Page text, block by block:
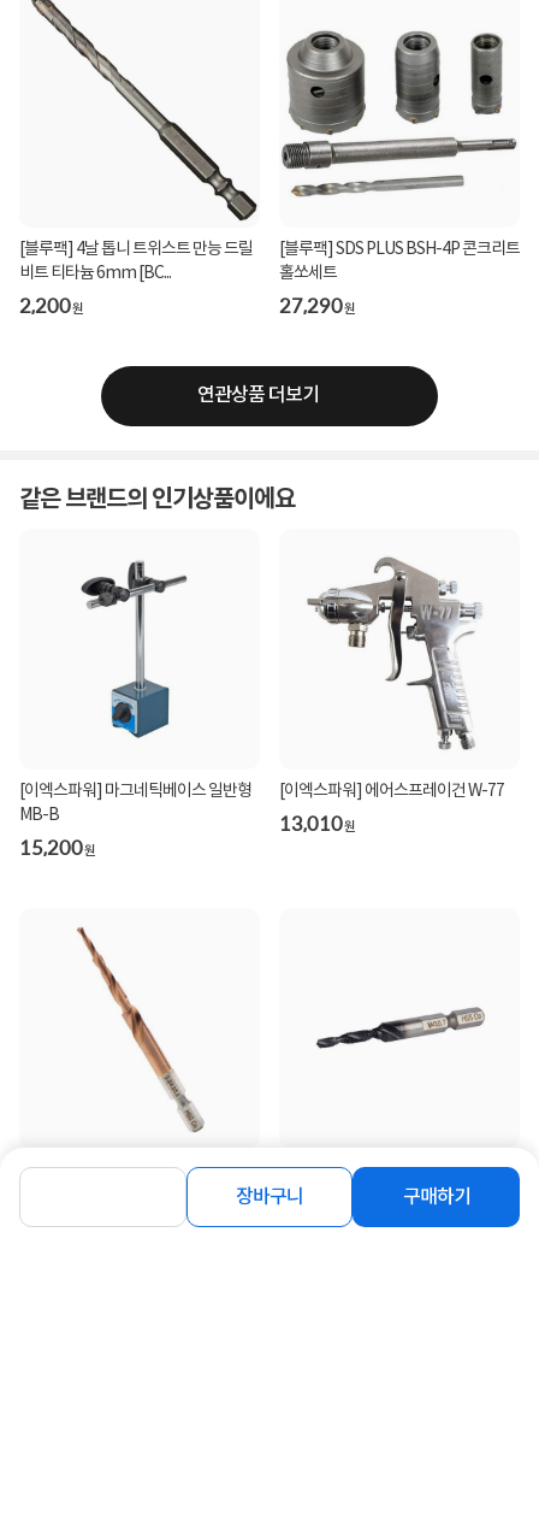
장바구니 구매하기
[블루팩] 4날 톱니 트위스트 만능 드릴
비트 티타늄 6mm [BC...
2,200원
[블루팩] SDS PLUS BSH-4P 콘크리트
홀쏘세트
27,290원
연관상품 더보기
같은 브랜드의 인기상품이에요
[이엑스파워] 마그네틱베이스 일반형
MB-B
15,200원
[이엑스파워] 에어스프레이건 W-77
13,010원
[이엑스파워] 롱스텝드릴 코발트 3 4
6,200원
[이엑스파워] 드릴탭 M4.0mmSUS
EDT-04H
8,000원